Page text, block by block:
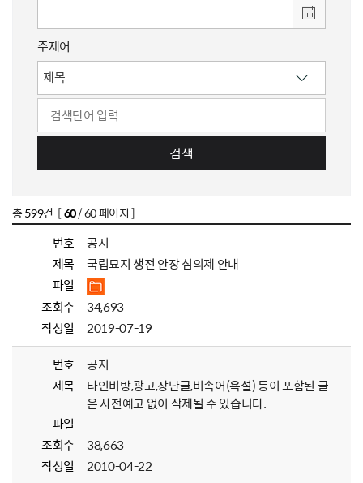
주제어
검색
총 599건 [60/ 60 페이지 ]
번호
공지
제목
국립묘지 생전 안장 심의제 안내
파일
조회수
34,693
작성일
2019-07-19
번호
공지
제목
타인비방,광고,장난글,비속어(욕설) 등이 포함된 글
은 사전예고 없이 삭제될 수 있습니다.
파일
조회수
38,663
작성일
2010-04-22